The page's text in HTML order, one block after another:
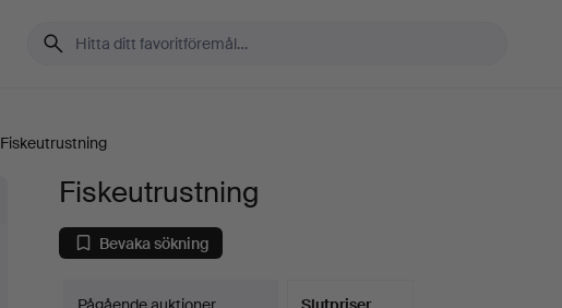
Fiskeutrustning
Fiskeutrustning
Bevaka sökning